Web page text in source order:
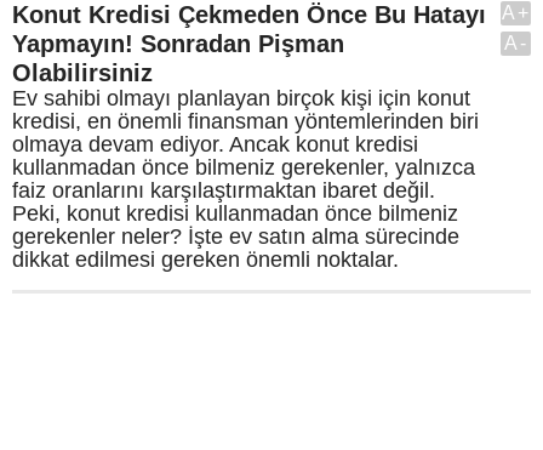
Konut Kredisi Çekmeden Önce Bu Hatayı
Yapmayın! Sonradan Pişman
Olabilirsiniz
Ev sahibi olmayı planlayan birçok kişi için konut
kredisi, en önemli finansman yöntemlerinden biri
olmaya devam ediyor. Ancak konut kredisi
kullanmadan önce bilmeniz gerekenler, yalnızca
faiz oranlarını karşılaştırmaktan ibaret değil.
Peki, konut kredisi kullanmadan önce bilmeniz
gerekenler neler? İşte ev satın alma sürecinde
dikkat edilmesi gereken önemli noktalar.
A+
A-